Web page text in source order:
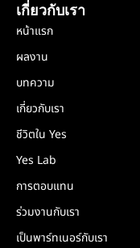
เกี่ยวกับเรา
หน้าแรก
ผลงาน
บทความ
เกี่ยวกับเรา
ชีวิตใน Yes
Yes Lab
การตอบแทน
ร่วมงานกับเรา
เป็นพาร์ทเนอร์กับเรา